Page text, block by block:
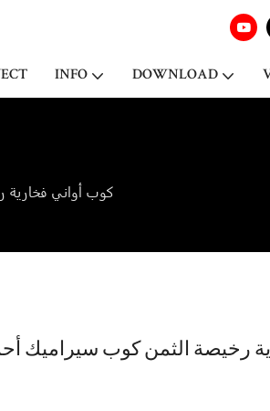
INFO DOWNLOAD
كوب أواني
رخيصة الثمن كوب سيراميك